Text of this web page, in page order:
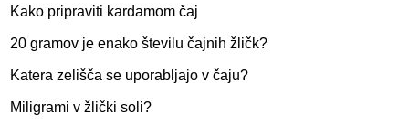
Kako pripraviti kardamom čaj
20 gramov je enako številu čajnih žličk?
Katera zelišča se uporabljajo v čaju?
Miligrami v žlički soli?